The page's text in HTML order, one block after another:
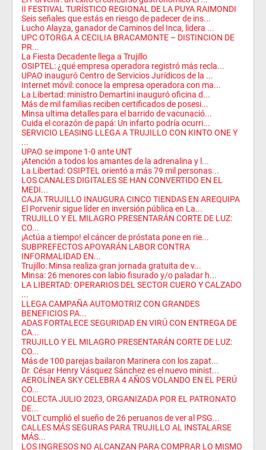
II FESTIVAL TURÍSTICO REGIONAL DE LA PUYA RAIMONDI
Seis señales que estás en riesgo de padecer de ins...
Lucho Alayza, ganador de Caminos del Inca, lidera ...
UPC OTORGA A CECILIA BRACAMONTE – DISTINCION DE
PR...
La Fiesta Decadente llega a Trujillo
OSIPTEL: ¿qué empresa operadora registró más recla...
UPAO inauguró Centro de Servicios Jurídicos de la ...
Internet móvil: conoce la empresa operadora con ma...
La Libertad: ministro Demartini inauguró oficina d...
Más de mil familias reciben certificados de posesi...
Minsa ultima detalles para el barrido de vacunació...
Cuida el corazón de papá: Un infarto podría ocurri...
SERVICIO LEASING LLEGA A TRUJILLO CON KINTO ONE Y
...
UPAO se impone 1-0 ante UNT
¡Atención a todos los amantes de la adrenalina y l...
La Libertad: OSIPTEL orientó a más 79 mil personas...
LOS CANALES DIGITALES SE HAN CONVERTIDO EN EL
MEDI...
CAJA TRUJILLO INAUGURA CINCO TIENDAS EN AREQUIPA
El Porvenir sigue líder en inversión pública en La...
TRUJILLO Y EL MILAGRO PRESENTARÁN CORTE DE LUZ:
CO...
¡Actúa a tiempo! el cáncer de próstata pone en rie...
SUBPREFECTOS APOYARÁN LABOR CONTRA
INFORMALIDAD EN...
Trujillo: Minsa realiza gran jornada gratuita de v...
Minsa: 26 menores con labio fisurado y/o paladar h...
LA LIBERTAD: OPERARIOS DEL SECTOR CUERO Y CALZADO
...
LLEGA CAMPAÑA AUTOMOTRIZ CON GRANDES
BENEFICIOS PA...
ADAS FORTALECE SEGURIDAD EN VIRÚ CON ENTREGA DE
CA...
TRUJILLO Y EL MILAGRO PRESENTARÁN CORTE DE LUZ:
CO...
Más de 100 parejas bailaron Marinera con los zapat...
Dr. César Henry Vásquez Sánchez es el nuevo minist...
AEROLÍNEA SKY CELEBRA 4 AÑOS VOLANDO EN EL PERÚ
CO...
COLECTA JULIO 2023, ORGANIZADA POR EL PATRONATO
DE...
VOLT cumplió el sueño de 26 peruanos de ver al PSG...
CALLES MÁS SEGURAS PARA TRUJILLO AL INSTALARSE
MÁS...
LOS INGRESOS NO ALCANZAN PARA COMPRAR LO MISMO